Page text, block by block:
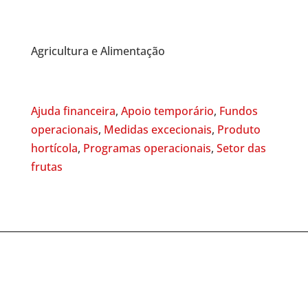
Agricultura e Alimentação
Ajuda financeira, Apoio temporário, Fundos
operacionais, Medidas excecionais, Produto
hortícola, Programas operacionais, Setor das
frutas